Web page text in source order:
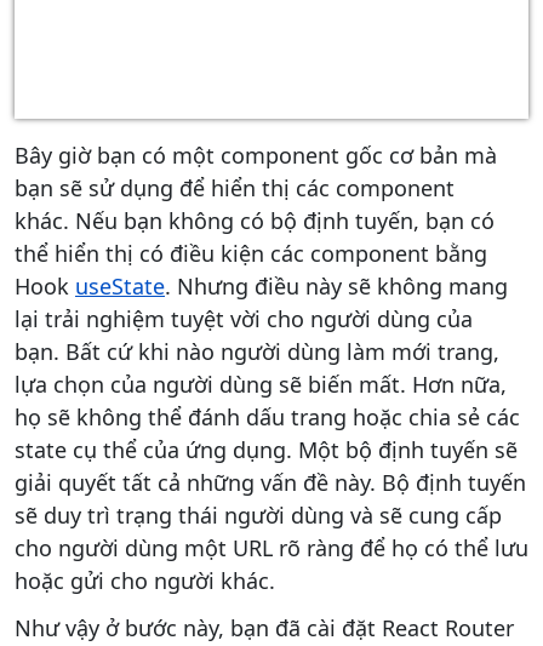
Bây giờ bạn có một component gốc cơ bản mà
bạn sẽ sử dụng để hiển thị các component
khác. Nếu bạn không có bộ định tuyến, bạn có
thể hiển thị có điều kiện các component bằng
Hook useState. Nhưng điều này sẽ không mang
lại trải nghiệm tuyệt vời cho người dùng của
bạn. Bất cứ khi nào người dùng làm mới trang,
lựa chọn của người dùng sẽ biến mất. Hơn nữa,
họ sẽ không thể đánh dấu trang hoặc chia sẻ các
state cụ thể của ứng dụng. Một bộ định tuyến sẽ
giải quyết tất cả những vấn đề này. Bộ định tuyến
sẽ duy trì trạng thái người dùng và sẽ cung cấp
cho người dùng một URL rõ ràng để họ có thể lưu
hoặc gửi cho người khác.
Như vậy ở bước này, bạn đã cài đặt React Router